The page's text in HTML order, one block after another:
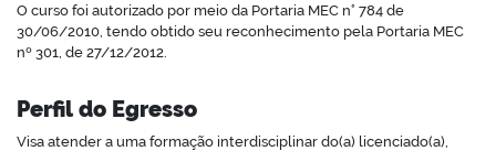
O curso foi autorizado por meio da Portaria MEC n° 784 de
30/06/2010, tendo obtido seu reconhecimento pela Portaria MEC
nº 301, de 27/12/2012.
Perfil do Egresso
Visa atender a uma formação interdisciplinar do(a) licenciado(a),